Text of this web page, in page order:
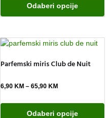
Odaberi opcije
Parfemski miris Club de Nuit
6,90 KM – 65,90 KM
Odaberi opcije